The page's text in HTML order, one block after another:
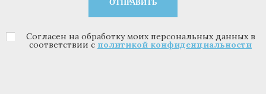
Политика конфиденциальности*
Согласен на обработку моих персональных данных в
соответствии с политикой конфиденциальности